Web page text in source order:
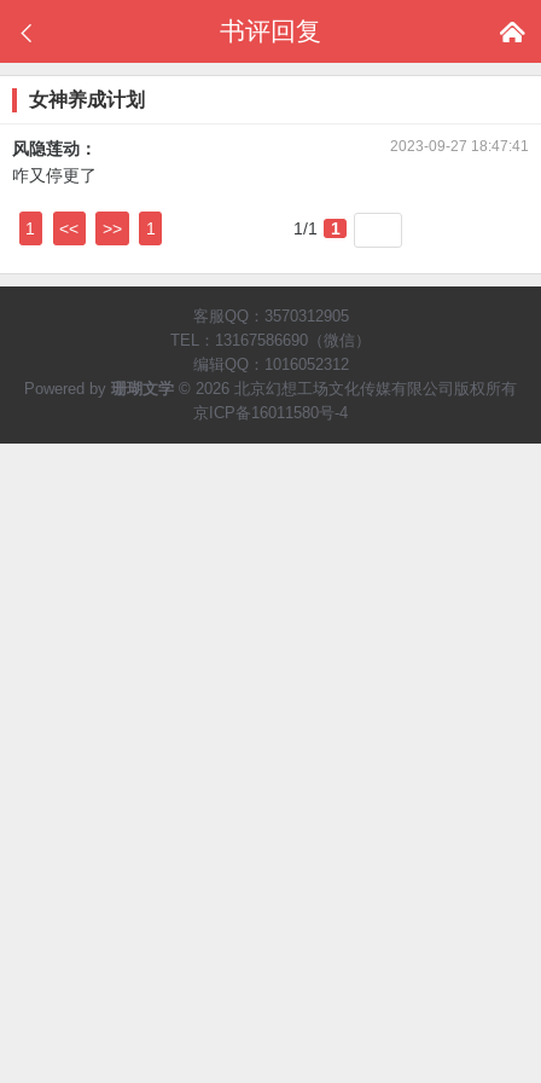
 
书评回复
女神养成计划
2023-09-27 18:47:41
风隐莲动：
咋又停更了
1/1
1 << 1
>> 1
客服QQ：3570312905
TEL：13167586690（微信）
编辑QQ：1016052312
Powered by 珊瑚文学 © 2026 北京幻想工场文化传媒有限公司版权所有
京ICP备16011580号-4